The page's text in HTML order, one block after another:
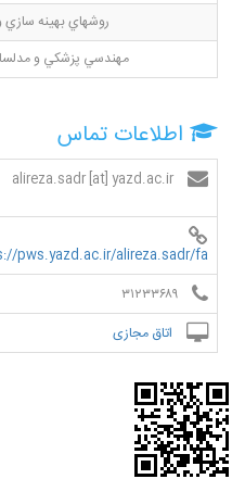
روشهاي بهينه سازي
مهندسي پزشكي و
اطلاعات تماس
pws.yazd.ac.ir/alireza.sadr/fa
۳۱۲۳۳۶۸۹
اتاق مجازی